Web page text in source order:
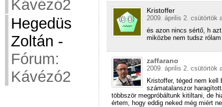
Kávézó2
Hegedüs
Zoltán -
Fórum:
Kávézó2
Kristoffer
2009. április 2. csütörtök
és azon nincs sértő, h
miközbe nem tudsz
zaffarano
2009. április 2. csütörtök
Kristoffer, téged nem kell
számatalanszor
többször megpróbáltunk kitiltani, de
értem, hogy eddig neked még miért